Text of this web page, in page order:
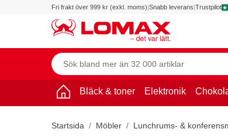
Fri frakt över 999 kr (exkl. moms)|Snabb leverans|Trustpilot
Bläck & toner Elektronik
Startsida Möbler Lunchrums- &